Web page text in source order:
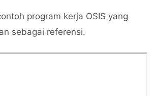
program kerja OSIS yang
sebagai referensi.